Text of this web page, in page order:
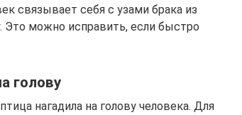
связывает себя с узами брака из
Это можно исправить, если быстро
голову
нагадила на голову человека. Для